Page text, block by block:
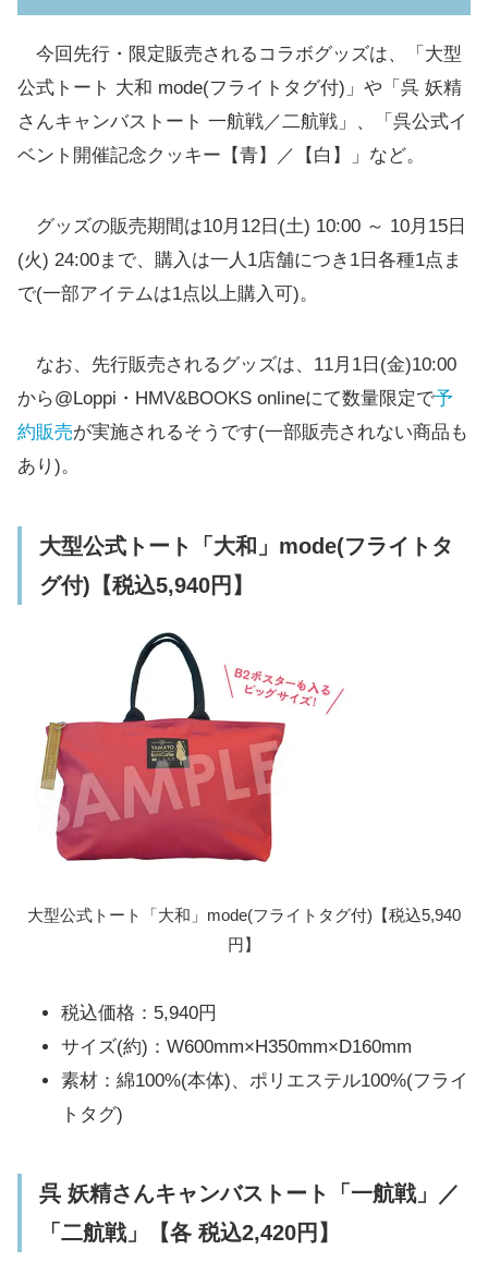
「艦これ」ウエハースオペレーション第二弾
【税込240円】
コラボ店初日10/12(土)、2日目10/13(日)の注
意事項
ローソン×艦これ @Loppi・HMV&BOOKS
呉本通り店
今回先行・限定販売されるコラボグッズは、「大型
公式トート 大和 mode(フライトタグ付)」や「呉 妖精
さんキャンバストート 一航戦／二航戦」、「呉公式イ
ベント開催記念クッキー【青】／【白】」など。
グッズの販売期間は10月12日(土) 10:00 ～ 10月15日
(火) 24:00まで、購入は一人1店舗につき1日各種1点ま
で(一部アイテムは1点以上購入可)。
なお、先行販売されるグッズは、11月1日(金)10:00
から@Loppi・HMV&BOOKS onlineにて数量限定で予
約販売が実施されるそうです(一部販売されない商品も
あり)。
大型公式トート「大和」mode(フライトタ
グ付)【税込5,940円】
大型公式トート「大和」mode(フライトタグ付)【税込5,940
円】
税込価格：5,940円
サイズ(約)：W600mm×H350mm×D160mm
素材：綿100%(本体)、ポリエステル100%(フライ
トタグ)
呉 妖精さんキャンバストート「一航戦」／
「二航戦」【各 税込2,420円】